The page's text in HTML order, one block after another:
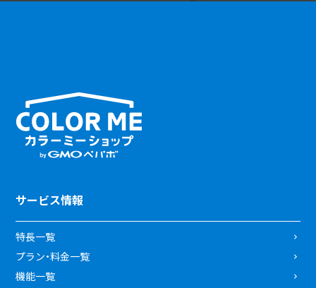
サービス情報
特長一覧
プラン・料金一覧
機能一覧